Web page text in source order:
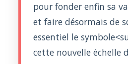
pour fonder enfin sa
et faire désormais de
essentiel le
cette nouvelle échelle